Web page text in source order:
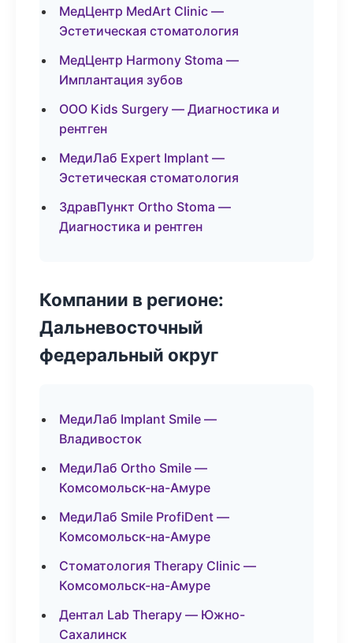
МедЦентр MedArt Clinic —
Эстетическая стоматология
МедЦентр Harmony Stoma —
Имплантация зубов
ООО Kids Surgery — Диагностика и
рентген
МедиЛаб Expert Implant —
Эстетическая стоматология
ЗдравПункт Ortho Stoma —
Диагностика и рентген
Компании в регионе:
Дальневосточный
федеральный округ
МедиЛаб Implant Smile —
Владивосток
МедиЛаб Ortho Smile —
Комсомольск-на-Амуре
МедиЛаб Smile ProfiDent —
Комсомольск-на-Амуре
Стоматология Therapy Clinic —
Комсомольск-на-Амуре
Дентал Lab Therapy — Южно-
Сахалинск